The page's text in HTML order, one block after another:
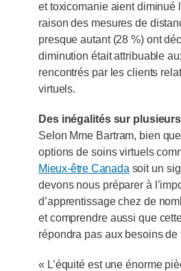
et toxicomanie aient diminué
raison des mesures de
presque autant (28 %) ont
diminution était attribuable
rencontrés par les clients
virtuels.
Des inégalités sur
Selon Mme Bartram, bien
options de soins virtuels
Mieux‑être Canada soit un
devons nous préparer à
d’apprentissage chez de
et comprendre aussi que
répondra pas aux besoins de
« L’équité est une énorme